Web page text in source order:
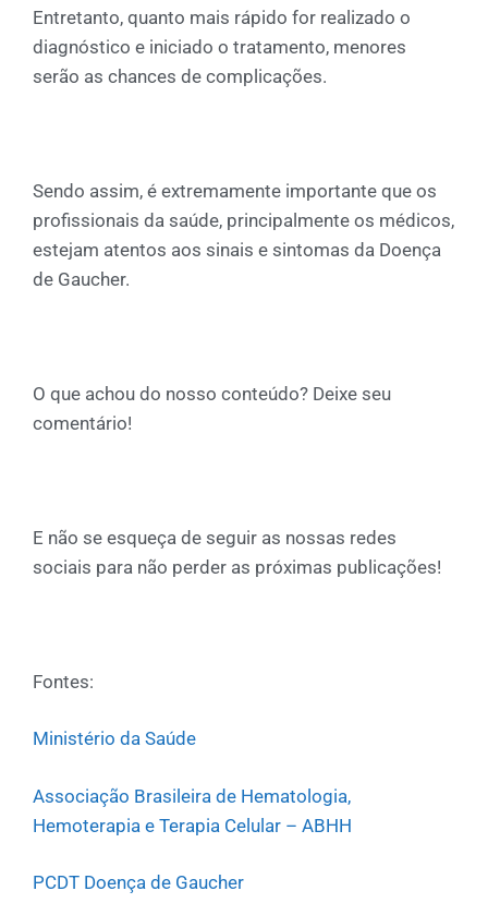
Entretanto, quanto mais rápido for realizado o
diagnóstico e iniciado o tratamento, menores
serão as chances de complicações.
Sendo assim, é extremamente importante que os
profissionais da saúde, principalmente os médicos,
estejam atentos aos sinais e sintomas da Doença
de Gaucher.
O que achou do nosso conteúdo? Deixe seu
comentário!
E não se esqueça de seguir as nossas redes
sociais para não perder as próximas publicações!
Fontes:
Ministério da Saúde
Associação Brasileira de Hematologia,
Hemoterapia e Terapia Celular – ABHH
PCDT Doença de Gaucher